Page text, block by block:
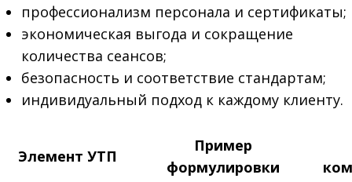
профессионализм персонала и сертификаты;
экономическая выгода и сокращение
количества сеансов;
безопасность и соответствие стандартам;
индивидуальный подход к каждому клиенту.
Элемент УТП
Пример
формулировки